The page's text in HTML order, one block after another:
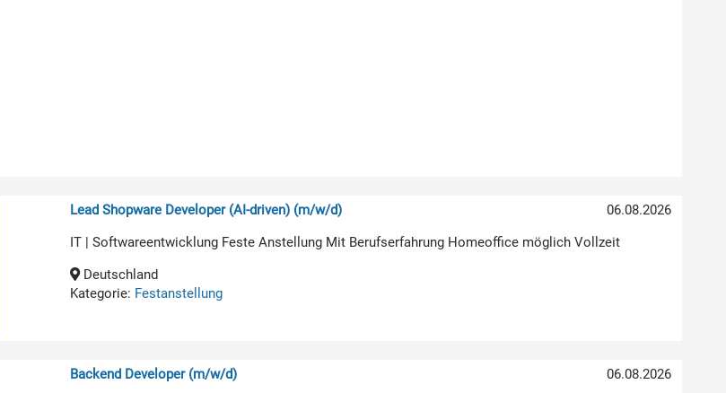
06.08.2026
Lead Shopware Developer (AI-driven) (m/w/d)
IT | Softwareentwicklung Feste Anstellung Mit Berufserfahrung Homeoffice möglich Vollzeit
Deutschland
Kategorie: Festanstellung
06.08.2026
Backend Developer (m/w/d)